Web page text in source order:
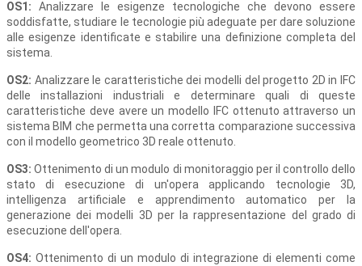
OS1: Analizzare le esigenze tecnologiche che devono essere
soddisfatte, studiare le tecnologie più adeguate per dare soluzione
alle esigenze identificate e stabilire una definizione completa del
sistema.
OS2: Analizzare le caratteristiche dei modelli del progetto 2D in IFC
delle installazioni industriali e determinare quali di queste
caratteristiche deve avere un modello IFC ottenuto attraverso un
sistema BIM che permetta una corretta comparazione successiva
con il modello geometrico 3D reale ottenuto.
OS3: Ottenimento di un modulo di monitoraggio per il controllo dello
stato di esecuzione di un'opera applicando tecnologie 3D,
intelligenza artificiale e apprendimento automatico per la
generazione dei modelli 3D per la rappresentazione del grado di
esecuzione dell'opera.
OS4: Ottenimento di un modulo di integrazione di elementi come